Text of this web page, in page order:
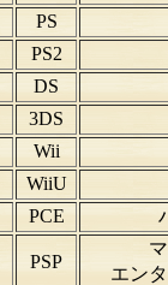
PS
PS2
DS
3DS
Wii
WiiU
PCE
PSP
エン